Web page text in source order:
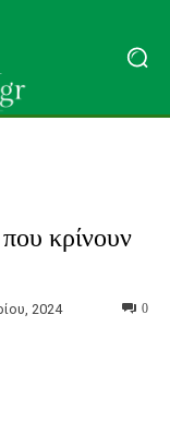
κρίνουν
2024 0